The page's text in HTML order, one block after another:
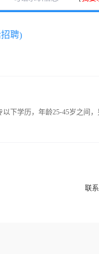
聘)
下学历，年龄25-45岁之间
联系